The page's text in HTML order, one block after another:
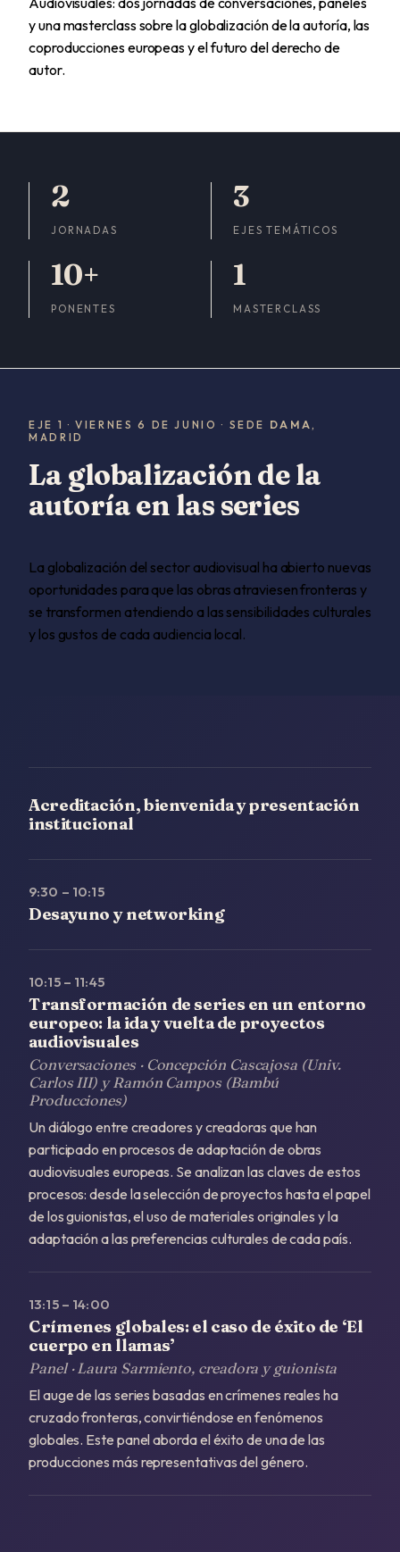
y una masterclass sobre la globalización de la autoría, las
coproducciones europeas y el futuro del derecho de
autor.
2
JORNADAS
3
EJES TEMÁTICOS
10+
PONENTES
1
MASTERCLASS
EJE 1 · VIERNES 6 DE JUNIO · SEDE DAMA ,
MADRID
La globalización de la
autoría en las series
La globalización del sector audiovisual ha abierto nuevas
oportunidades para que las obras atraviesen fronteras y
se transformen atendiendo a las sensibilidades culturales
y los gustos de cada audiencia local.
Acreditación, bienvenida y presentación
institucional
9:30 – 10:15
Desayuno y networking
10:15 – 11:45
Transformación de series en un entorno
europeo: la ida y vuelta de proyectos
audiovisuales
Conversaciones · Concepción Cascajosa (Univ.
Carlos III) y Ramón Campos (Bambú
Producciones)
Un diálogo entre creadores y creadoras que han
participado en procesos de adaptación de obras
audiovisuales europeas. Se analizan las claves de estos
procesos: desde la selección de proyectos hasta el papel
de los guionistas, el uso de materiales originales y la
adaptación a las preferencias culturales de cada país.
13:15 – 14:00
Crímenes globales: el caso de éxito de ‘El
cuerpo en llamas’
Panel · Laura Sarmiento, creadora y guionista
El auge de las series basadas en crímenes reales ha
cruzado fronteras, convirtiéndose en fenómenos
globales. Este panel aborda el éxito de una de las
producciones más representativas del género.